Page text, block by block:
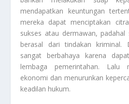
mendapatkan keuntungan
mereka dapat menciptakan
sukses atau dermawan, padahal
berasal dari tindakan kriminal.
sangat berbahaya karena
lembaga pemerintahan. Lalu
ekonomi dan menurunkan
keadilan hukum.